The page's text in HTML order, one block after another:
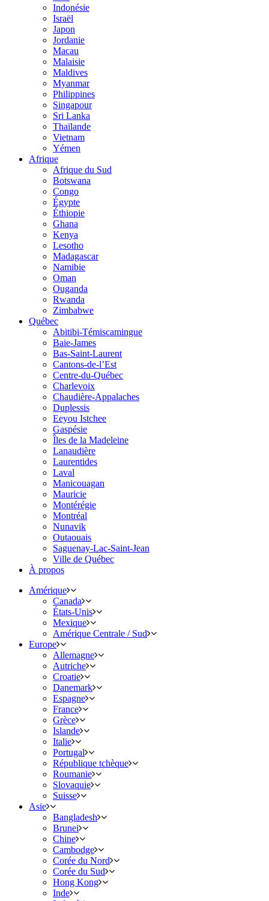
Indonésie
Israël
Japon
Jordanie
Macau
Malaisie
Maldives
Myanmar
Philippines
Singapour
Sri Lanka
Thaïlande
Vietnam
Yémen
Afrique
Afrique du Sud
Botswana
Congo
Égypte
Éthiopie
Ghana
Kenya
Lesotho
Madagascar
Namibie
Oman
Ouganda
Rwanda
Zimbabwe
Québec
Abitibi-Témiscamingue
Baie-James
Bas-Saint-Laurent
Cantons-de-l’Est
Centre-du-Québec
Charlevoix
Chaudière-Appalaches
Duplessis
Eeyou Istchee
Gaspésie
Îles de la Madeleine
Lanaudière
Laurentides
Laval
Manicouagan
Mauricie
Montérégie
Montréal
Nunavik
Outaouais
Saguenay-Lac-Saint-Jean
Ville de Québec
À propos
Amérique
Canada
États-Unis
Mexique
Amérique Centrale / Sud
Europe
Allemagne
Autriche
Croatie
Danemark
Espagne
France
Grèce
Islande
Italie
Portugal
République tchèque
Roumanie
Slovaquie
Suisse
Asie
Bangladesh
Brunei
Chine
Cambodge
Corée du Nord
Corée du Sud
Hong Kong
Inde